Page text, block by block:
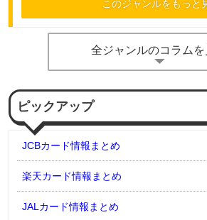
このジャンルをもっと
全ジャンルのコラムを
ピックアップ
JCBカード情報まとめ
楽天カード情報まとめ
JALカード情報まとめ